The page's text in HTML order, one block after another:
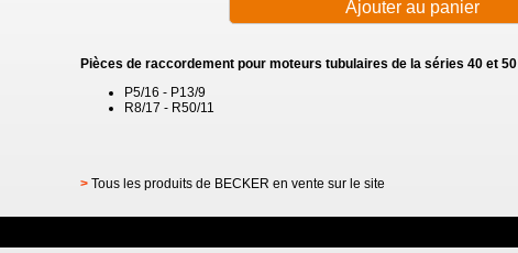
Pièces de raccordement pour moteurs tubulaires de la séries 40 et 50
P5/16 - P13/9
R8/17 - R50/11
> Tous les produits de BECKER en vente sur le site